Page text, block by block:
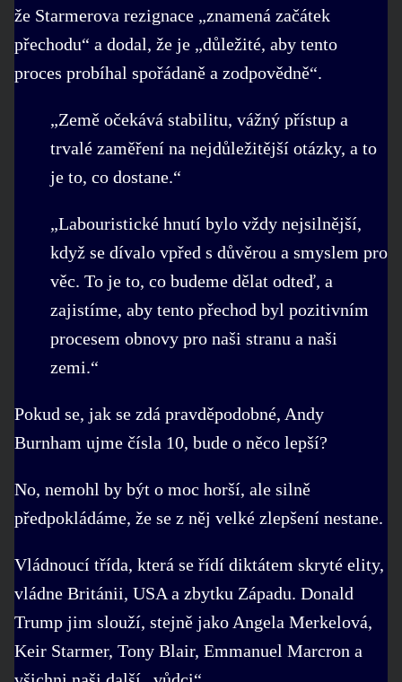
že Starmerova rezignace „znamená začátek
přechodu“ a dodal, že je „důležité, aby tento
proces probíhal spořádaně a zodpovědně“.
„Země očekává stabilitu, vážný přístup a
trvalé zaměření na nejdůležitější otázky, a to
je to, co dostane.“
„Labouristické hnutí bylo vždy nejsilnější,
když se dívalo vpřed s důvěrou a smyslem pro
věc. To je to, co budeme dělat odteď, a
zajistíme, aby tento přechod byl pozitivním
procesem obnovy pro naši stranu a naši
zemi.“
Pokud se, jak se zdá pravděpodobné, Andy
Burnham ujme čísla 10, bude o něco lepší?
No, nemohl by být o moc horší, ale silně
předpokládáme, že se z něj velké zlepšení nestane.
Vládnoucí třída, která se řídí diktátem skryté elity,
vládne Británii, USA a zbytku Západu. Donald
Trump jim slouží, stejně jako Angela Merkelová,
Keir Starmer, Tony Blair, Emmanuel Marcron a